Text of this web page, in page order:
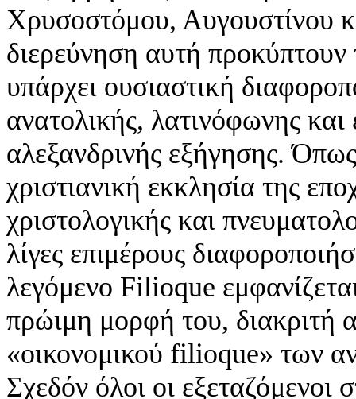
Χρυσοστόμου, Αυγουστίνου
διερεύνηση αυτή
υπάρχει ουσιαστική
ανατολικής, λατινόφωνης
αλεξανδρινής εξήγησης.
χριστιανική εκκλησία της
χριστολογικής και
λίγες επιμέρους
λεγόμενο Filioque
πρώιμη μορφή του, διακριτή
«οικονομικού filioque» των
Σχεδόν όλοι οι